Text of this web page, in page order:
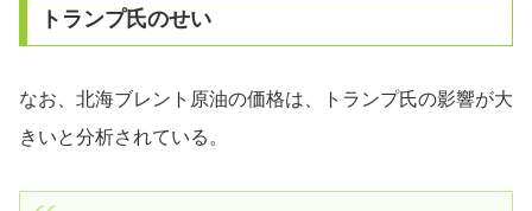
トランプ氏のせい
なお、北海ブレント原油の価格は、トランプ氏の影響が大
きいと分析されている。